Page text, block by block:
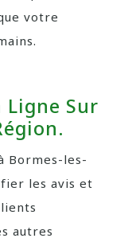
votre
Ligne Sur
Bormes-les-
les avis et
autres